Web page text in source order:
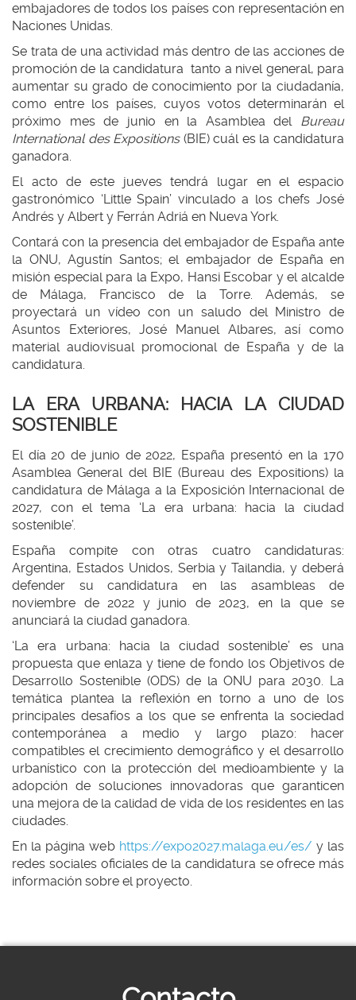
embajadores de todos los países con representación en
Naciones Unidas.
Se trata de una actividad más dentro de las acciones de
promoción de la candidatura tanto a nivel general, para
aumentar su grado de conocimiento por la ciudadanía,
como entre los países, cuyos votos determinarán el
próximo mes de junio en la Asamblea del Bureau
International des Expositions(BIE) cuál es la candidatura
ganadora.
El acto de este jueves tendrá lugar en el espacio
gastronómico ‘Little Spain’ vinculado a los chefs José
Andrés y Albert y Ferrán Adriá en Nueva York.
Contará con la presencia del embajador de España ante
la ONU, Agustín Santos; el embajador de España en
misión especial para la Expo, Hansi Escobar y el alcalde
de Málaga, Francisco de la Torre. Además, se
proyectará un vídeo con un saludo del Ministro de
Asuntos Exteriores, José Manuel Albares, así como
material audiovisual promocional de España y de la
candidatura.
LA ERA URBANA: HACIA LA CIUDAD
SOSTENIBLE
El día 20 de junio de 2022, España presentó en la 170
Asamblea General del BIE (Bureau des Expositions) la
candidatura de Málaga a la Exposición Internacional de
2027, con el tema ‘La era urbana: hacia la ciudad
sostenible’.
España compite con otras cuatro candidaturas:
Argentina, Estados Unidos, Serbia y Tailandia, y deberá
defender su candidatura en las asambleas de
noviembre de 2022 y junio de 2023, en la que se
anunciará la ciudad ganadora.
‘La era urbana: hacia la ciudad sostenible’ es una
propuesta que enlaza y tiene de fondo los Objetivos de
Desarrollo Sostenible (ODS) de la ONU para 2030. La
temática plantea la reflexión en torno a uno de los
principales desafíos a los que se enfrenta la sociedad
contemporánea a medio y largo plazo: hacer
compatibles el crecimiento demográfico y el desarrollo
urbanístico con la protección del medioambiente y la
adopción de soluciones innovadoras que garanticen
una mejora de la calidad de vida de los residentes en las
ciudades.
En la página web https://expo2027.malaga.eu/es/ y las
redes sociales oficiales de la candidatura se ofrece más
información sobre el proyecto.